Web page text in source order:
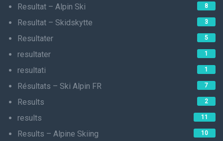
Resultat – Alpin Ski 8
Resultat – Skidskytte 3
Resultater 5
resultater 1
resultati 1
Résultats – Ski Alpin FR 7
Results 2
results 11
Results – Alpine Skiing 10